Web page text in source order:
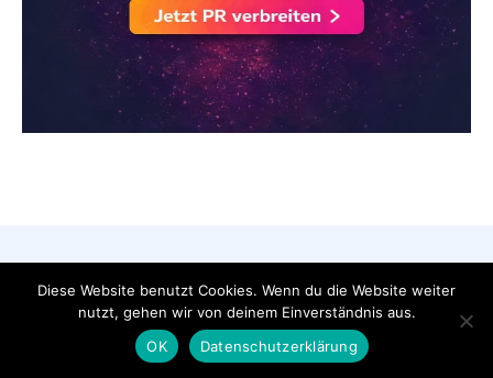
AGB Datenschutzerklärung
FAQ
Impressum Kontakt
Pressemeldung veröffentlichen
Diese Website benutzt Cookies. Wenn du die Website weiter
nutzt, gehen wir von deinem Einverständnis aus.
OK
Datenschutzerklärung